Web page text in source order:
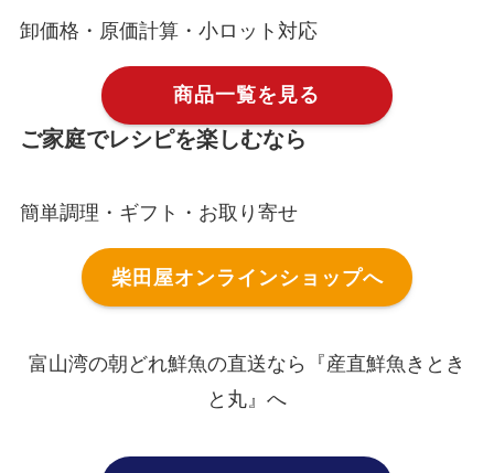
卸価格・原価計算・小ロット対応
商品一覧を見る
ご家庭でレシピを楽しむなら
簡単調理・ギフト・お取り寄せ
柴田屋オンラインショップへ
富山湾の朝どれ鮮魚の直送なら『産直鮮魚きとき
と丸』へ